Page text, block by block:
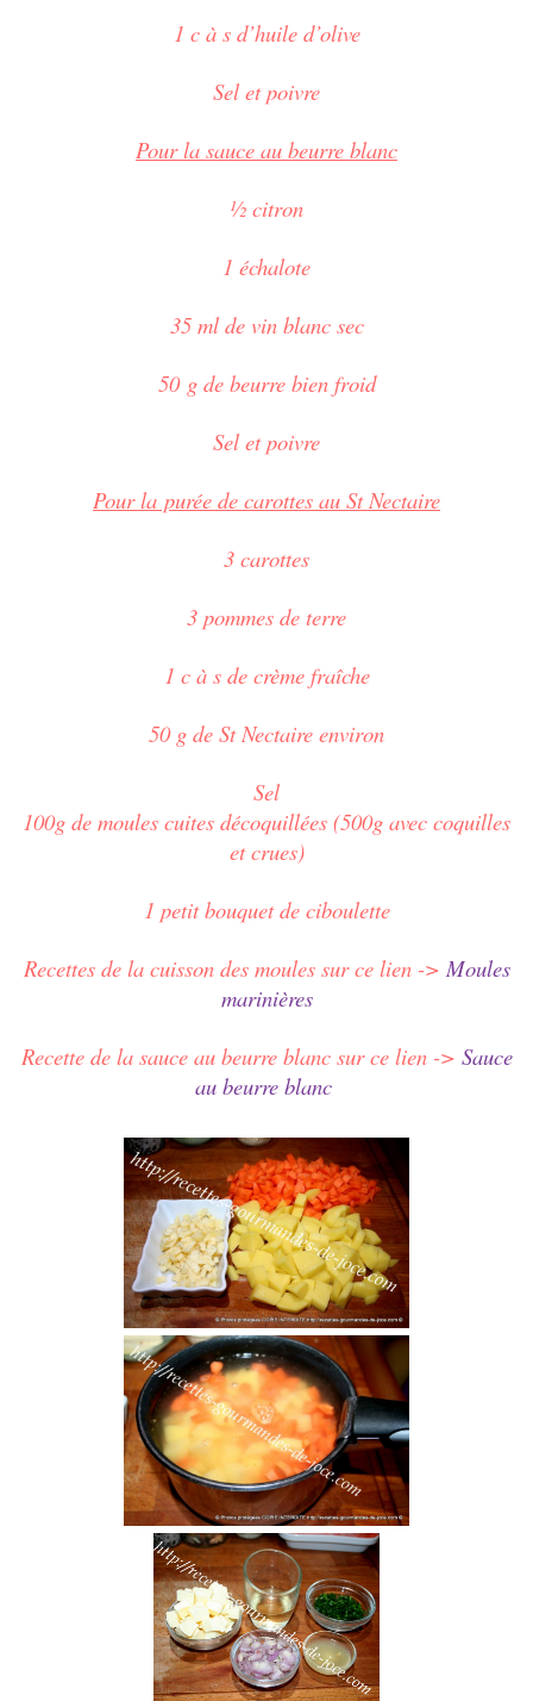
1 c à s d’huile d’olive
Sel et poivre
Pour la sauce au beurre blanc
½ citron
1 échalote
35 ml de vin blanc sec
50 g de beurre bien froid
Sel et poivre
Pour la purée de carottes au St Nectaire
3 carottes
3 pommes de terre
1 c à s de crème fraîche
50 g de St Nectaire environ
Sel
100g de moules cuites décoquillées (500g avec coquilles
et crues)
1 petit bouquet de ciboulette
Recettes de la cuisson des moules sur ce lien -> Moules
marinières
Recette de la sauce au beurre blanc sur ce lien -> Sauce
au beurre blanc